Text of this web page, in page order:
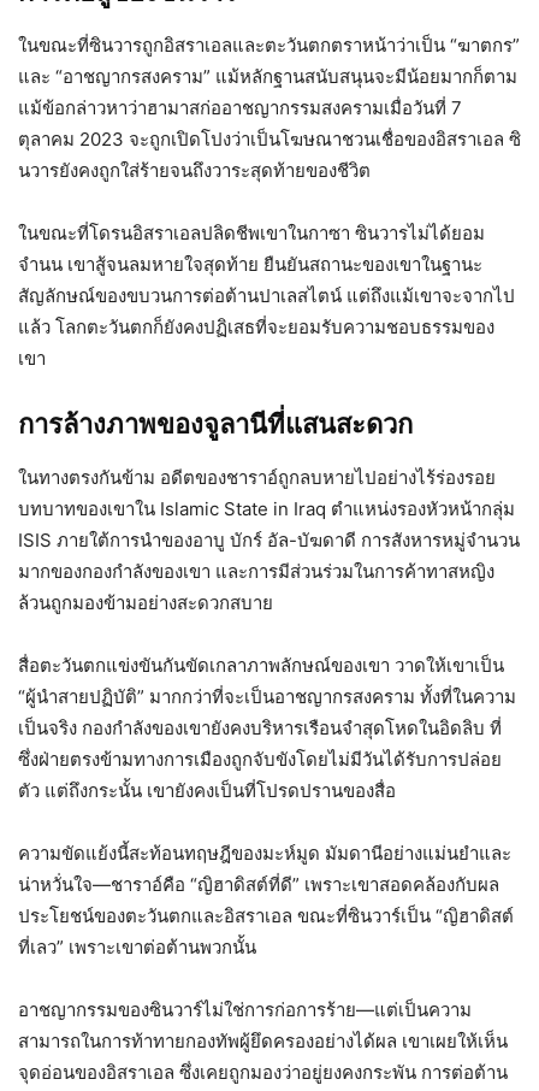
ในขณะที่ซินวารถูกอิสราเอลและตะวันตกตราหน้าว่าเป็น “ฆาตกร”
และ “อาชญากรสงคราม” แม้หลักฐานสนับสนุนจะมีน้อยมากก็ตาม
แม้ข้อกล่าวหาว่าฮามาสก่ออาชญากรรมสงครามเมื่อวันที่ 7
ตุลาคม 2023 จะถูกเปิดโปงว่าเป็นโฆษณาชวนเชื่อของอิสราเอล ซิ
นวารยังคงถูกใส่ร้ายจนถึงวาระสุดท้ายของชีวิต
ในขณะที่โดรนอิสราเอลปลิดชีพเขาในกาซา ซินวารไม่ได้ยอม
จำนน เขาสู้จนลมหายใจสุดท้าย ยืนยันสถานะของเขาในฐานะ
สัญลักษณ์ของขบวนการต่อต้านปาเลสไตน์ แต่ถึงแม้เขาจะจากไป
แล้ว โลกตะวันตกก็ยังคงปฏิเสธที่จะยอมรับความชอบธรรมของ
เขา
การล้างภาพของจูลานีที่แสนสะดวก
ในทางตรงกันข้าม อดีตของชาราอ์ถูกลบหายไปอย่างไร้ร่องรอย
บทบาทของเขาใน Islamic State in Iraq ตำแหน่งรองหัวหน้ากลุ่ม
ISIS ภายใต้การนำของอาบู บักร์ อัล-บัฆดาดี การสังหารหมู่จำนวน
มากของกองกำลังของเขา และการมีส่วนร่วมในการค้าทาสหญิง
ล้วนถูกมองข้ามอย่างสะดวกสบาย
สื่อตะวันตกแข่งขันกันขัดเกลาภาพลักษณ์ของเขา วาดให้เขาเป็น
“ผู้นำสายปฏิบัติ” มากกว่าที่จะเป็นอาชญากรสงคราม ทั้งที่ในความ
เป็นจริง กองกำลังของเขายังคงบริหารเรือนจำสุดโหดในอิดลิบ ที่
ซึ่งฝ่ายตรงข้ามทางการเมืองถูกจับขังโดยไม่มีวันได้รับการปล่อย
ตัว แต่ถึงกระนั้น เขายังคงเป็นที่โปรดปรานของสื่อ
ความขัดแย้งนี้สะท้อนทฤษฎีของมะห์มูด มัมดานีอย่างแม่นยำและ
น่าหวั่นใจ—ชาราอ์คือ “ญิฮาดิสต์ที่ดี” เพราะเขาสอดคล้องกับผล
ประโยชน์ของตะวันตกและอิสราเอล ขณะที่ซินวาร์เป็น “ญิฮาดิสต์
ที่เลว” เพราะเขาต่อต้านพวกนั้น
อาชญากรรมของซินวาร์ไม่ใช่การก่อการร้าย—แต่เป็นความ
สามารถในการท้าทายกองทัพผู้ยึดครองอย่างได้ผล เขาเผยให้เห็น
จุดอ่อนของอิสราเอล ซึ่งเคยถูกมองว่าอยู่ยงคงกระพัน การต่อต้าน